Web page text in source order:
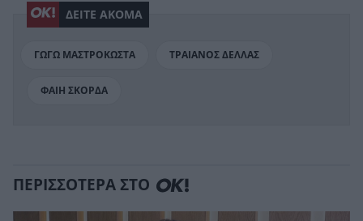
ΔΕΙΤΕ ΑΚΟΜΑ
ΓΩΓΩ ΜΑΣΤΡΟΚΩΣΤΑ ΤΡΑΙΑΝΟΣ ΔΕΛΛΑΣ
ΦΑΙΗ ΣΚΟΡΔΑ
ΠΕΡΙΣΣΟΤΕΡΑ ΣΤΟ